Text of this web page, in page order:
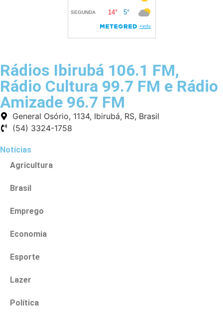
Rádios Ibirubá 106.1 FM,
Rádio Cultura 99.7 FM e Rádio
Amizade 96.7 FM
General Osório, 1134, Ibirubá, RS, Brasil
(54) 3324-1758
Notícias
Agricultura
Brasil
Emprego
Economia
Esporte
Lazer
Política